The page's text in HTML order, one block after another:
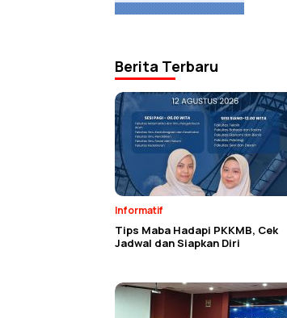
Berita Terbaru
Informatif
Tips Maba Hadapi PKKMB, Cek
Jadwal dan Siapkan Diri